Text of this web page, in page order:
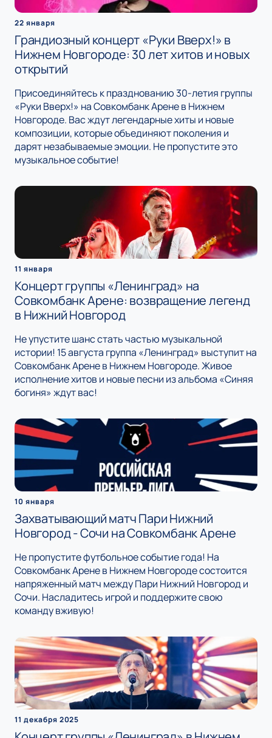
22 января
Грандиозный концерт «Руки Вверх!» в
Нижнем Новгороде: 30 лет хитов и новых
открытий
Присоединяйтесь к празднованию 30-летия группы
«Руки Вверх!» на Совкомбанк Арене в Нижнем
Новгороде. Вас ждут легендарные хиты и новые
композиции, которые объединяют поколения и
дарят незабываемые эмоции. Не пропустите это
музыкальное событие!
11 января
Концерт группы «Ленинград» на
Совкомбанк Арене: возвращение легенд
в Нижний Новгород
Не упустите шанс стать частью музыкальной
истории! 15 августа группа «Ленинград» выступит на
Совкомбанк Арене в Нижнем Новгороде. Живое
исполнение хитов и новые песни из альбома «Синяя
богиня» ждут вас!
10 января
Захватывающий матч Пари Нижний
Новгород - Сочи на Совкомбанк Арене
Не пропустите футбольное событие года! На
Совкомбанк Арене в Нижнем Новгороде состоится
напряженный матч между Пари Нижний Новгород и
Сочи. Насладитесь игрой и поддержите свою
команду вживую!
11 декабря 2025